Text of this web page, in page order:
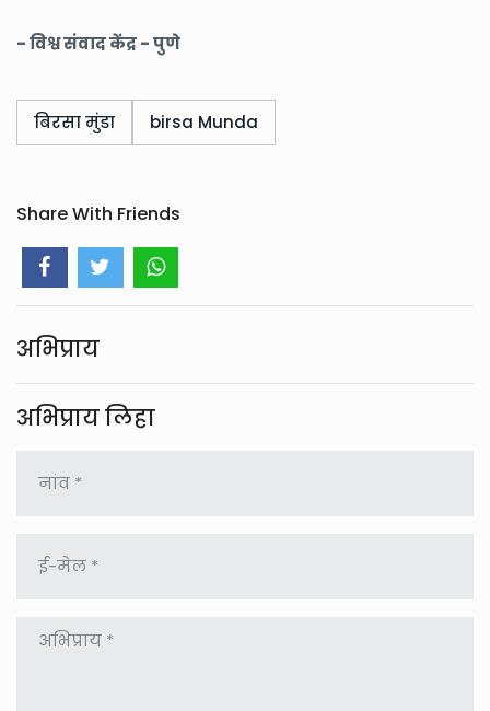
- विश्व संवाद केंद्र - पुणे
बिरसा मुंडा birsa Munda
Share With Friends
अभिप्राय
अभिप्राय लिहा